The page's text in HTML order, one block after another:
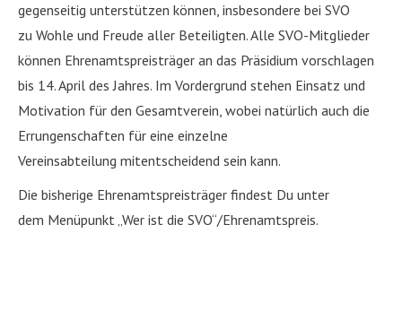
gegenseitig unterstützen können, insbesondere bei SVO
zu Wohle und Freude aller Beteiligten. Alle SVO-Mitglieder
können Ehrenamtspreisträger an das Präsidium vorschlagen
bis 14. April des Jahres. Im Vordergrund stehen Einsatz und
Motivation für den Gesamtverein, wobei natürlich auch die
Errungenschaften für eine einzelne
Vereinsabteilung mitentscheidend sein kann.
Die bisherige Ehrenamtspreisträger findest Du unter
dem Menüpunkt „Wer ist die SVO“/Ehrenamtspreis.